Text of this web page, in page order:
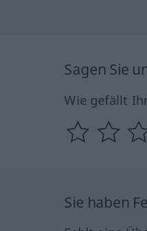
Sagen Sie
Wie gefällt
Sie haben